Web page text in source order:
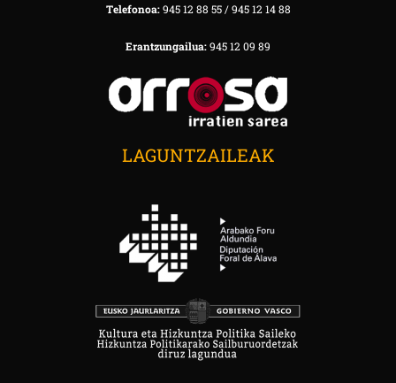
Telefonoa:945 12 88 55 / 945 12 14 88
Erantzungailua:945 12 09 89
LAGUNTZAILEAK